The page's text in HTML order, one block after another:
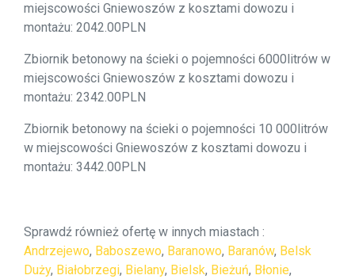
miejscowości Gniewoszów z kosztami dowozu i
montażu: 2042.00PLN
Zbiornik betonowy na ścieki o pojemności 6000litrów w
miejscowości Gniewoszów z kosztami dowozu i
montażu: 2342.00PLN
Zbiornik betonowy na ścieki o pojemności 10 000litrów
w miejscowości Gniewoszów z kosztami dowozu i
montażu: 3442.00PLN
Sprawdź również ofertę w innych miastach :
Andrzejewo, Baboszewo, Baranowo, Baranów, Belsk
Duży, Białobrzegi, Bielany, Bielsk, Bieżuń, Błonie,